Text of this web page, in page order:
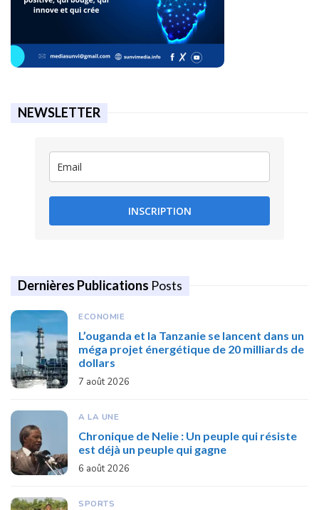
NEWSLETTER
INSCRIPTION
Dernières Publications Posts
ECONOMIE
L’ouganda et la Tanzanie se lancent dans un
méga projet énergétique de 20 milliards de
dollars
7 août 2026
A LA UNE
Chronique de Nelie : Un peuple qui résiste
est déjà un peuple qui gagne
6 août 2026
SPORTS